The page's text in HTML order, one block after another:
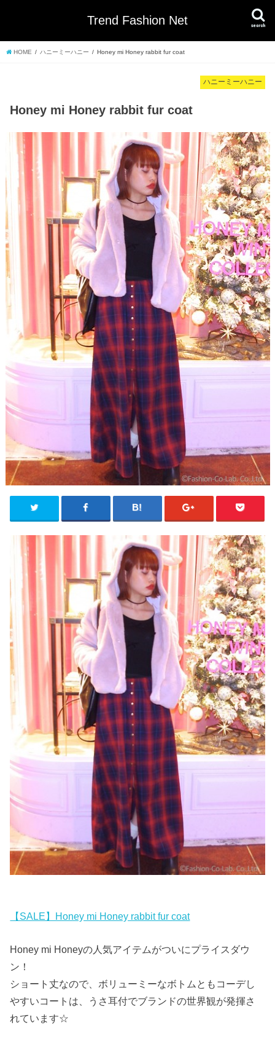
Trend Fashion Net search
HOME ハニーミーハニー Honey mi Honey rabbit fur coat
ハニーミーハニー
Honey mi Honey rabbit fur coat
【SALE】Honey mi Honey rabbit fur coat
Honey mi Honeyの人気アイテムがついにプライスダウ
ン！
ショート丈なので、ボリューミーなボトムともコーデし
やすいコートは、うさ耳付でブランドの世界観が発揮さ
れています☆